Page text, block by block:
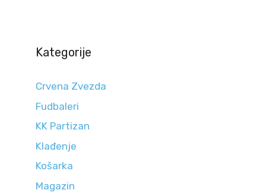
Kategorije
Crvena Zvezda
Fudbaleri
KK Partizan
Klađenje
Košarka
Magazin